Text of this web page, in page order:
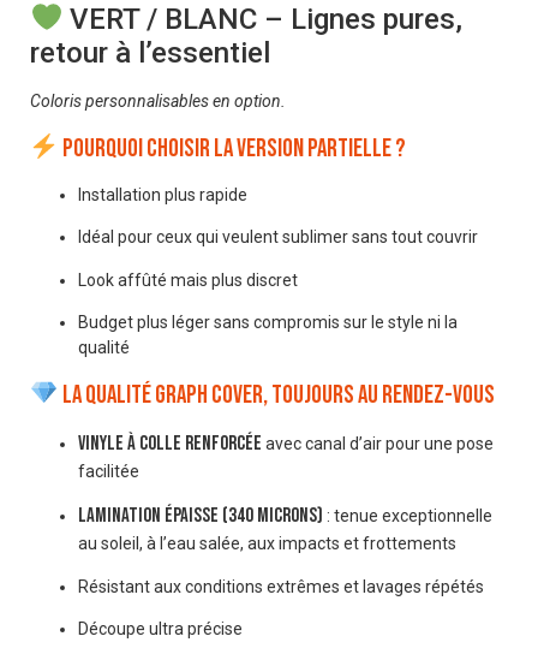
VERT / BLANC – Lignes pures,
retour à l’essentiel
Coloris personnalisables en option.
Pourquoi choisir la version partielle ?
Installation plus rapide
Idéal pour ceux qui veulent sublimer sans tout couvrir
Look affûté mais plus discret
Budget plus léger sans compromis sur le style ni la
qualité
La qualité Graph Cover, toujours au rendez-vous
Vinyle à colle renforcée avec canal d’air pour une pose
facilitée
Lamination épaisse (340 microns) : tenue exceptionnelle
au soleil, à l’eau salée, aux impacts et frottements
Résistant aux conditions extrêmes et lavages répétés
Découpe ultra précise